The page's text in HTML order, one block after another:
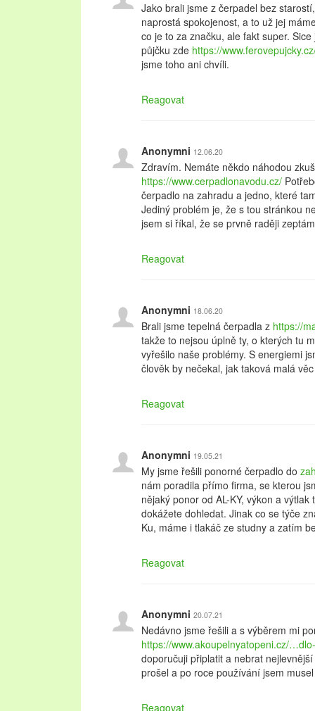
Jako brali jsme z čerpadel bez
naprostá spokojenost, a to už jej
co je to za značku, ale fakt super.
půjčku zde https://
jsme toho ani chvíli.
Reagovat
Anonymni 12.06.20
Zdravím. Nemáte někdo náhodou
https://www.cerpadlonavodu.cz/
čerpadlo na zahradu a jedno, které
Jediný problém je, že s tou stránkou
jsem si říkal, že se prvně raději
Reagovat
Anonymni 18.06.20
Brali jsme tepelná čerpadla z https://
takže to nejsou úplně ty, o kterých tu
vyřešilo naše problémy. S energiemi
člověk by nečekal, jak taková malá
Reagovat
Anonymni 19.05.21
My jsme řešili ponorné čerpadlo do
nám poradila přímo firma, se kterou
nějaký ponor od AL-KY, výkon a
dokážete dohledat. Jinak co se týče
Ku, máme i tlakáč ze studny a zatím
Reagovat
Anonymni 20.07.21
Nedávno jsme řešili a s výběrem mi
https://www.akoupelnyatopeni.cz/
doporučuji připlatit a nebrat
prošel a po roce používání jsem
Reagovat